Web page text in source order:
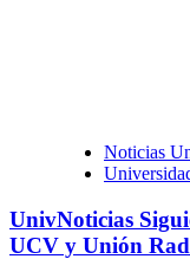
Noticias
UnivNoticias
UCV y Unión